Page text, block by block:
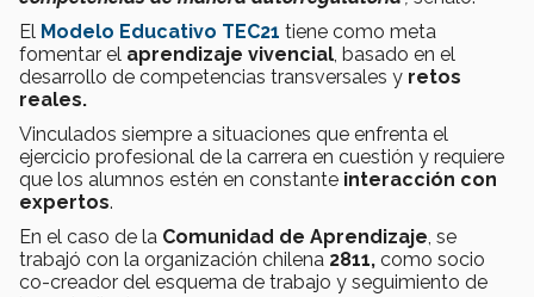
El Modelo Educativo TEC21 tiene como meta
fomentar el aprendizaje vivencial, basado en el
desarrollo de competencias transversales y retos
reales.
Vinculados siempre a situaciones que enfrenta el
ejercicio profesional de la carrera en cuestión y requiere
que los alumnos estén en constante interacción con
expertos.
En el caso de la Comunidad de Aprendizaje, se
trabajó con la organización chilena 2811, como socio
co-creador del esquema de trabajo y seguimiento de